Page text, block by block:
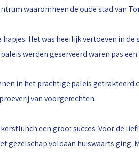
waaromheen de oude stad van
Het was heerlijk vertoeven in de
werden geserveerd waren pas
in het prachtige paleis getrakteerd
van voorgerechten.
een groot succes. Voor de
gezelschap voldaan huiswaarts ging.